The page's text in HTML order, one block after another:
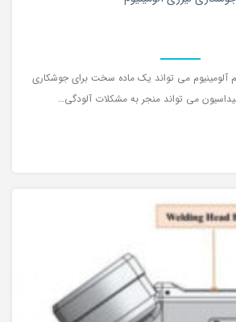
آلومینیوم می تواند یک ماده سخت برای جوشکاری
می تواند منجر به مشکلات آلودگی…